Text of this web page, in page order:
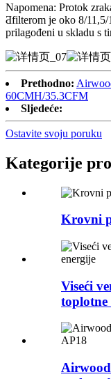
Napomena: Protok
Ƌfilterom je oko 8/11,5/
prilagođeni u skladu s
Prethodno:
60CMH/35.3CFM
Sljedeće:
Ostavite svoju poruku
Kategorije
Krovni
Viseći
toplotne